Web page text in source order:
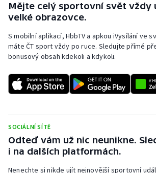
Mějte celý sportovní svět vždy
velké obrazovce.
S mobilní aplikací, HbbTV a apkou iVysílání ve
máte ČT sport vždy po ruce. Sledujte přímé
bonusový obsah kdekoli a kdykoli.
SOCIÁLNÍ SÍTĚ
Odteď vám už nic neunikne.
i na dalších platformách.
Nenechte si nikde ujít nejnovější sportovní